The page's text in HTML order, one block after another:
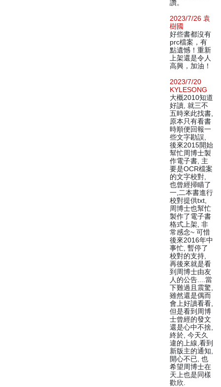
讚。
2023/7/26 袁
樹國
好些書都沒有
prc檔案，有
點遺憾！重新
上架還是令人
高興，加油！
2023/7/20
KYLESONG
大概2010知道
好讀, 就三不
五時來此找書,
原本只有看書
時順便回報一
些文字勘誤,
後來2015開始
幫忙周博士製
作電子書, 主
要是OCR檔案
的文字校對,
也曾經掃瞄了
一,二本書進行
校對提供txt,
周博士也幫忙
製作了電子書
格式上架, 非
常感念~ 可惜
後來2016年中
事忙, 暫停了
校對的支持,
再後來就是看
到周博士由友
人的公告....當
下難過且震驚,
雖然還是偶而
會上好讀看看,
但是看到周博
士曾經的發文
還是心中不捨,
終於, 今天久
違的上線,看到
新版主的通知,
開心不已, 也
希望周博士在
天上也是同樣
歡欣.